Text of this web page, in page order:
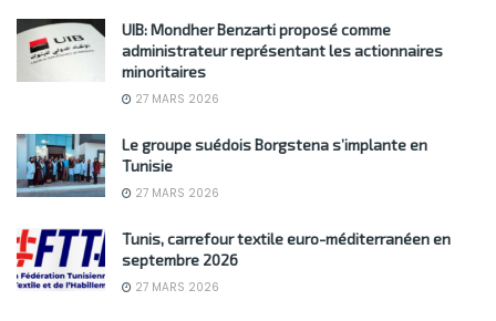
UIB: Mondher Benzarti proposé comme
administrateur représentant les actionnaires
minoritaires
27 MARS 2026
Le groupe suédois Borgstena s’implante en
Tunisie
27 MARS 2026
Tunis, carrefour textile euro-méditerranéen en
septembre 2026
27 MARS 2026